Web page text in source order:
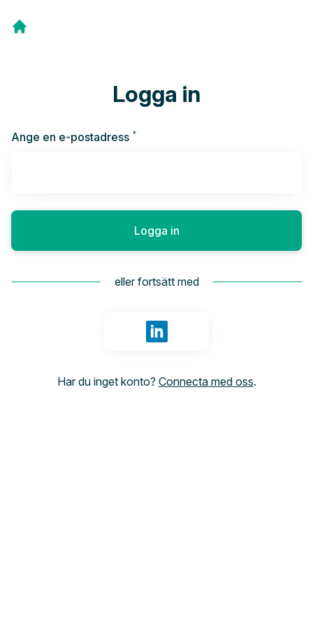
Logga in
Ange en e-postadress *
Logga in
eller fortsätt med
Logga in med LinkedIn
Har du inget konto? Connecta med oss.